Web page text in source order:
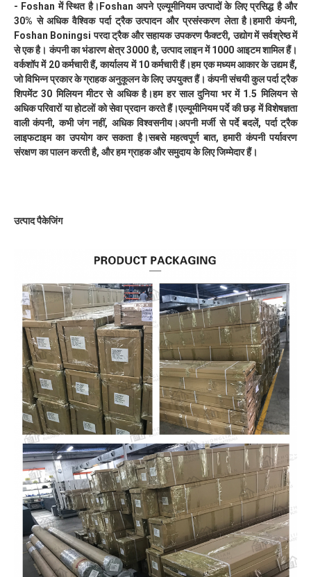
- Foshan में स्थित है।Foshan अपने एल्यूमीनियम उत्पादों के लिए प्रसिद्ध है और
30% से अधिक वैश्विक पर्दा ट्रैक उत्पादन और प्रसंस्करण लेता है।हमारी कंपनी,
Foshan Boningsi परदा ट्रैक और सहायक उपकरण फैक्टरी, उद्योग में सर्वश्रेष्ठ में
से एक है। कंपनी का भंडारण क्षेत्र 3000 है, उत्पाद लाइन में 1000 आइटम शामिल हैं।
वर्कशॉप में 20 कर्मचारी हैं, कार्यालय में 10 कर्मचारी हैं।हम एक मध्यम आकार के उद्यम हैं,
जो विभिन्न प्रकार के ग्राहक अनुकूलन के लिए उपयुक्त हैं। कंपनी संचयी कुल पर्दा ट्रैक
शिपमेंट 30 मिलियन मीटर से अधिक है।हम हर साल दुनिया भर में 1.5 मिलियन से
अधिक परिवारों या होटलों को सेवा प्रदान करते हैं।एल्यूमीनियम पर्दे की छड़ में विशेषज्ञता
वाली कंपनी, कभी जंग नहीं, अधिक विश्वसनीय।अपनी मर्जी से पर्दे बदलें, पर्दा ट्रैक
लाइफटाइम का उपयोग कर सकता है।सबसे महत्वपूर्ण बात, हमारी कंपनी पर्यावरण
संरक्षण का पालन करती है, और हम ग्राहक और समुदाय के लिए जिम्मेदार हैं।
उत्पाद पैकेजिंग